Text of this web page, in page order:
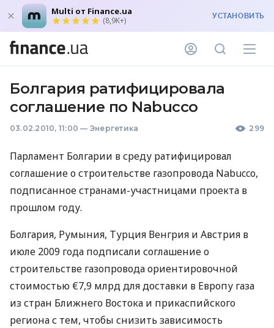
Multi от Finance.ua
(8,9K+) УСТАНОВИТЬ
Болгария ратифицировала
соглашение по Nabucco
03.02.2010, 11:00 — Энергетика 299
Парламент Болгарии в среду ратифицировал
соглашение о строительстве газопровода Nabucco,
подписанное странами-участницами проекта в
прошлом году.
Болгария, Румыния, Турция Венгрия и Австрия в
июле 2009 года подписали соглашение о
строительстве газопровода ориентировочной
стоимостью €7,9 млрд для доставки в Европу газа
из стран Ближнего Востока и прикаспийского
региона с тем, чтобы снизить зависимость